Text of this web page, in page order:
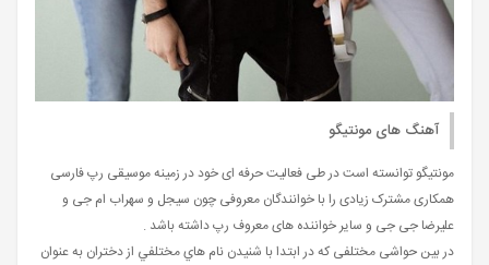
آهنگ های مونتیگو
مونتیگو توانسته است در طی فعالیت حرفه‌ ای خود در زمینه موسیقی رپ فارسی
همکاری مشترک زیادی را با خوانندگان معروفی چون سیجل و سهراب ام جی و
علیرضا جی جی و سایر خواننده های معروف رپ داشته باشد .
در بین حواشی مختلفی که در ابتدا با شنیدن نام هاي مختلفي از دختران به عنوان